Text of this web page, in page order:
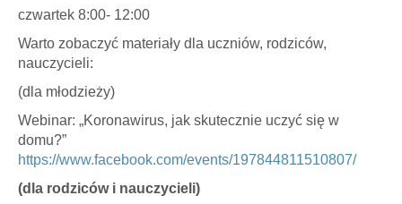
czwartek 8:00- 12:00
Warto zobaczyć materiały dla uczniów, rodziców,
nauczycieli:
(dla młodzieży)
Webinar: „Koronawirus, jak skutecznie uczyć się w
domu?”
https://www.facebook.com/events/197844811510807/
(dla rodziców i nauczycieli)